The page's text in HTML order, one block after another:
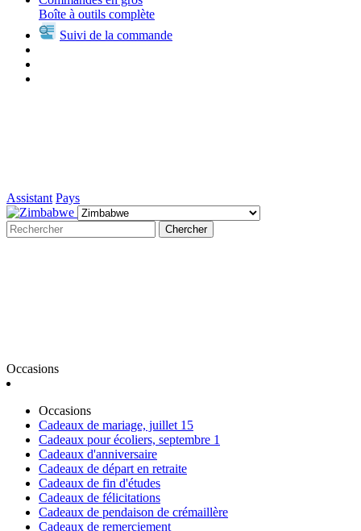
Boîte à outils complète
Suivi de la commande
Assistant Pays
Chercher
Occasions
Occasions
Cadeaux de mariage, juillet 15
Cadeaux pour écoliers, septembre 1
Cadeaux d'anniversaire
Cadeaux de départ en retraite
Cadeaux de fin d'études
Cadeaux de félicitations
Cadeaux de pendaison de crémaillère
Cadeaux de remerciement